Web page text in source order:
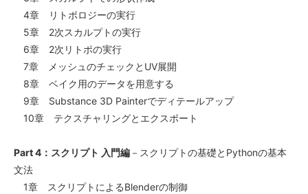
4章 リトポロジーの実行
5章 2次スカルプトの実行
6章 2次リトポの実行
7章 メッシュのチェックとUV展開
8章 ベイク用のデータを用意する
9章 Substance 3D Painterでディテールアップ
10章 テクスチャリングとエクスポート
Part 4：スクリプト 入門編 －スクリプトの基礎とPythonの基本
文法
1章 スクリプトによるBlenderの制御